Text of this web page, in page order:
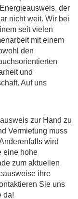
der
nicht weit. Wir bei
seit vielen
mit einem
den
und
Auf uns
zur Hand zu
Vermietung muss
wird
eine hohe
zum aktuellen
ihre
Sie uns
da!